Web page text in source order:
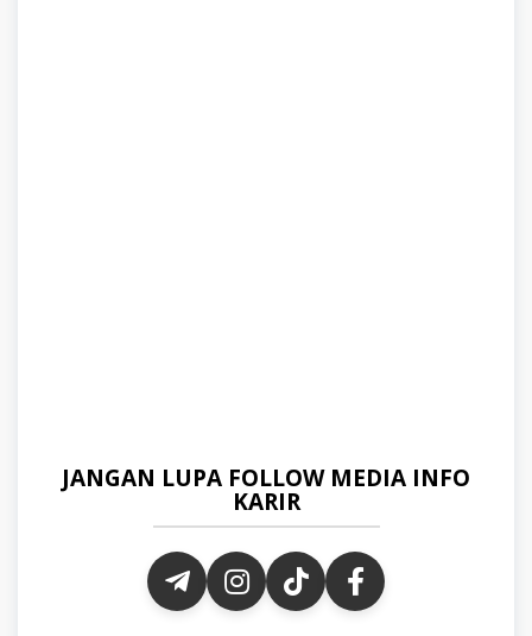
JANGAN LUPA FOLLOW MEDIA INFO
KARIR